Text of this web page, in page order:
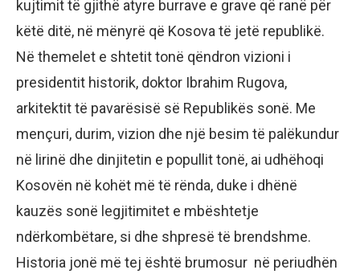
kujtimit të gjithë atyre burrave e grave që ranë për
këtë ditë, në mënyrë që Kosova të jetë republikë.
Në themelet e shtetit tonë qëndron vizioni i
presidentit historik, doktor Ibrahim Rugova,
arkitektit të pavarësisë së Republikës sonë. Me
mençuri, durim, vizion dhe një besim të palëkundur
në lirinë dhe dinjitetin e popullit tonë, ai udhëhoqi
Kosovën në kohët më të rënda, duke i dhënë
kauzës sonë legjitimitet e mbështetje
ndërkombëtare, si dhe shpresë të brendshme.
Historia jonë më tej është brumosur në periudhën